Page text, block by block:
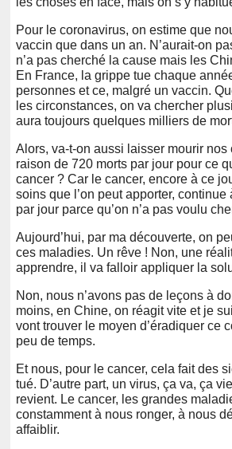
Pour le coronavirus, on estime que
vaccin que dans un an. N’aurait-on
n’a pas cherché la cause mais les
En France, la grippe tue chaque
personnes et ce, malgré un vaccin.
les circonstances, on va chercher
aura toujours quelques milliers de
Alors, va-t-on aussi laisser mourir nos
raison de 720 morts par jour pour ce
cancer ? Car le cancer, encore à ce
soins que l’on peut apporter, continue
par jour parce qu’on n’a pas voulu
Aujourd’hui, par ma découverte, on
ces maladies. Un rêve ! Non, une
apprendre, il va falloir appliquer la
Non, nous n’avons pas de leçons à
moins, en Chine, on réagit vite et je
vont trouver le moyen d’éradiquer ce
peu de temps.
Et nous, pour le cancer, cela fait des
tué. D’autre part, un virus, ça va, ça
revient. Le cancer, les grandes
constamment à nous ronger, à nous
affaiblir.